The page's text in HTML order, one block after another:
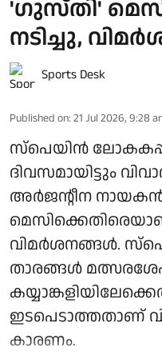
'ഗുസ്തി'
നടിച്ചു,
Sports Desk
Published on: 21 Jul 2026, 9:28
സ്പെയിൻ ലോകകപ്പ്
ദിവസമായിട്ടും
അർജന്റീന
വിമർശനങ്ങൾ.
താരങ്ങൾ
ഇടപെടാത്തതാണ്
കാരണം.